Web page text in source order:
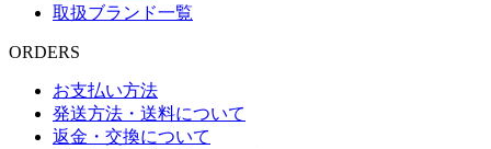
取扱ブランド一覧
ORDERS
お支払い方法
発送方法・送料について
返金・交換について